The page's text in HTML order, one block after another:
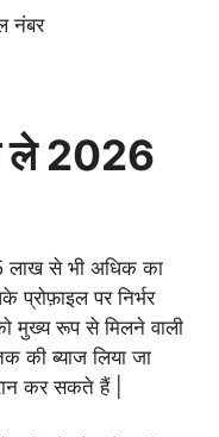
नंबर
ले 2026
लाख से भी अधिक का
पर निर्भर
मुख्य रूप से मिलने वाली
की ब्याज लिया जा
कर सकते हैं |